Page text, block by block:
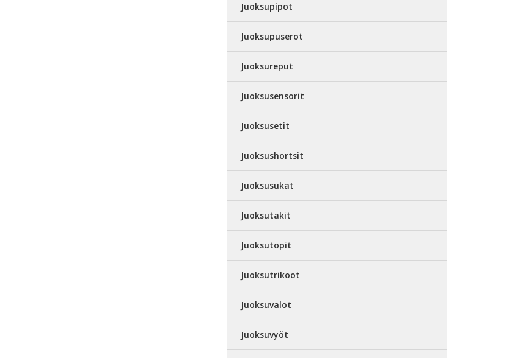
Juoksupipot
Juoksupuserot
Juoksureput
Juoksusensorit
Juoksusetit
Juoksushortsit
Juoksusukat
Juoksutakit
Juoksutopit
Juoksutrikoot
Juoksuvalot
Juoksuvyöt